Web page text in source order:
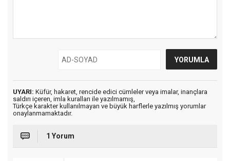
UYARI: Küfür, hakaret, rencide edici cümleler veya imalar, inançlara
saldırı içeren, imla kuralları ile yazılmamış,
Türkçe karakter kullanılmayan ve büyük harflerle yazılmış yorumlar
onaylanmamaktadır.
1 Yorum